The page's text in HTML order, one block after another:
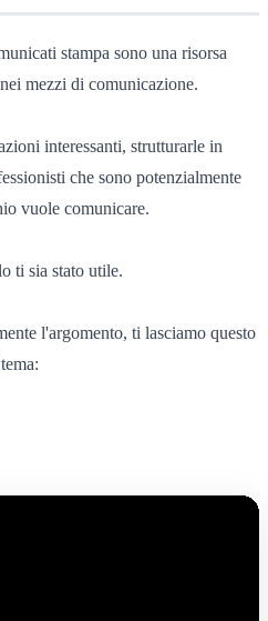
stampa sono una risorsa
mezzi di comunicazione.
interessanti, strutturarle in
che sono potenzialmente
vuole comunicare.
ti sia stato utile.
l'argomento, ti lasciamo questo